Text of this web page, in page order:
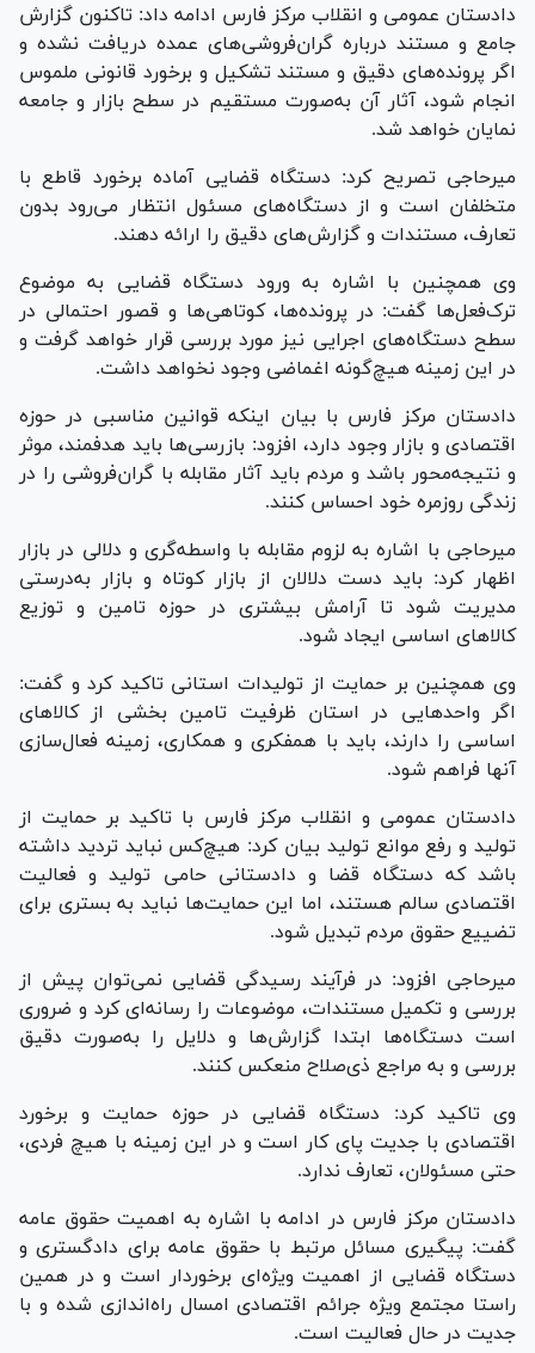
دادستان عمومی و انقلاب مرکز فارس ادامه داد: تاکنون گزارش
جامع و مستند درباره گران‌فروشی‌های عمده دریافت نشده و
اگر پرونده‌های دقیق و مستند تشکیل و برخورد قانونی ملموس
انجام شود، آثار آن به‌صورت مستقیم در سطح بازار و جامعه
نمایان خواهد شد.
میرحاجی تصریح کرد: دستگاه قضایی آماده برخورد قاطع با
متخلفان است و از دستگاه‌های مسئول انتظار می‌رود بدون
تعارف، مستندات و گزارش‌های دقیق را ارائه دهند.
وی همچنین با اشاره به ورود دستگاه قضایی به موضوع
ترک‌فعل‌ها گفت: در پرونده‌ها، کوتاهی‌ها و قصور احتمالی در
سطح دستگاه‌های اجرایی نیز مورد بررسی قرار خواهد گرفت و
در این زمینه هیچ‌گونه اغماضی وجود نخواهد داشت.
دادستان مرکز فارس با بیان اینکه قوانین مناسبی در حوزه
اقتصادی و بازار وجود دارد، افزود: بازرسی‌ها باید هدفمند، موثر
و نتیجه‌محور باشد و مردم باید آثار مقابله با گران‌فروشی را در
زندگی روزمره خود احساس کنند.
میرحاجی با اشاره به لزوم مقابله با واسطه‌گری و دلالی در بازار
اظهار کرد: باید دست دلالان از بازار کوتاه و بازار به‌درستی
مدیریت شود تا آرامش بیشتری در حوزه تامین و توزیع
کالا‌های اساسی ایجاد شود.
وی همچنین بر حمایت از تولیدات استانی تاکید کرد و گفت:
اگر واحد‌هایی در استان ظرفیت تامین بخشی از کالا‌های
اساسی را دارند، باید با همفکری و همکاری، زمینه فعال‌سازی
آنها فراهم شود.
دادستان عمومی و انقلاب مرکز فارس با تاکید بر حمایت از
تولید و رفع موانع تولید بیان کرد: هیچ‌کس نباید تردید داشته
باشد که دستگاه قضا و دادستانی حامی تولید و فعالیت
اقتصادی سالم هستند، اما این حمایت‌ها نباید به بستری برای
تضییع حقوق مردم تبدیل شود.
میرحاجی افزود: در فرآیند رسیدگی قضایی نمی‌توان پیش از
بررسی و تکمیل مستندات، موضوعات را رسانه‌ای کرد و ضروری
است دستگاه‌ها ابتدا گزارش‌ها و دلایل را به‌صورت دقیق
بررسی و به مراجع ذی‌صلاح منعکس کنند.
وی تاکید کرد: دستگاه قضایی در حوزه حمایت و برخورد
اقتصادی با جدیت پای کار است و در این زمینه با هیچ فردی،
حتی مسئولان، تعارف ندارد.
دادستان مرکز فارس در ادامه با اشاره به اهمیت حقوق عامه
گفت: پیگیری مسائل مرتبط با حقوق عامه برای دادگستری و
دستگاه قضایی از اهمیت ویژه‌ای برخوردار است و در همین
راستا مجتمع ویژه جرائم اقتصادی امسال راه‌اندازی شده و با
جدیت در حال فعالیت است.